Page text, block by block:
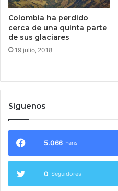
Colombia ha perdido
cerca de una quinta parte
de sus glaciares
19 julio, 2018
Síguenos
5.066 Fans
0 Seguidores